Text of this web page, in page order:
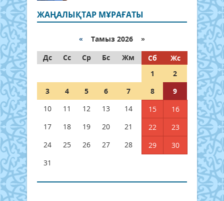
ЖАҢАЛЫҚТАР МҰРАҒАТЫ
« Тамыз 2026 »
Дс
Сс Ср Бс Жм Сб
Жс
1
2
3
4 5 6 7 8
9
10
11 12 13 14 15
16
17
18 19 20 21 22
23
24
25 26 27 28 29
30
31